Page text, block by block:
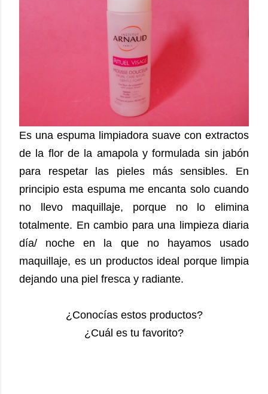
Es una espuma limpiadora suave con extractos
de la flor de la amapola y formulada sin jabón
para respetar las pieles más sensibles. En
principio esta espuma me encanta solo cuando
no llevo maquillaje, porque no lo elimina
totalmente. En cambio para una limpieza diaria
día/ noche en la que no hayamos usado
maquillaje, es un productos ideal porque limpia
dejando una piel fresca y radiante.
¿Conocías estos productos?
¿Cuál es tu favorito?